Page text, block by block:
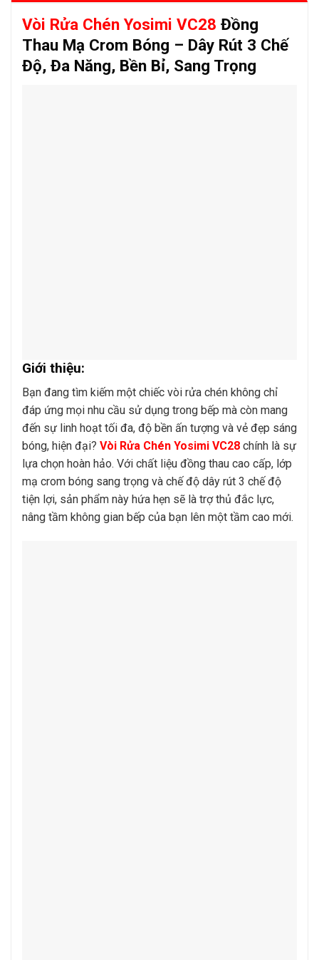
Vòi Rửa Chén Yosimi VC28 Đồng
Thau Mạ Crom Bóng – Dây Rút 3 Chế
Độ, Đa Năng, Bền Bỉ, Sang Trọng
Giới thiệu:
Bạn đang tìm kiếm một chiếc vòi rửa chén không chỉ
đáp ứng mọi nhu cầu sử dụng trong bếp mà còn mang
đến sự linh hoạt tối đa, độ bền ấn tượng và vẻ đẹp sáng
bóng, hiện đại? Vòi Rửa Chén Yosimi VC28 chính là sự
lựa chọn hoàn hảo. Với chất liệu đồng thau cao cấp, lớp
mạ crom bóng sang trọng và chế độ dây rút 3 chế độ
tiện lợi, sản phẩm này hứa hẹn sẽ là trợ thủ đắc lực,
nâng tầm không gian bếp của bạn lên một tầm cao mới.